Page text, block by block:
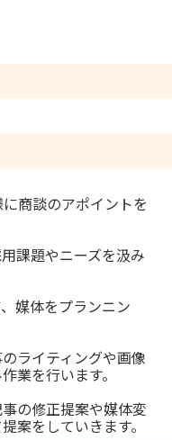
商談のアポイントを
課題やニーズを汲み
媒体をプランニン
ライティングや画像
業を行います。
の修正提案や媒体変
案をしていきます。